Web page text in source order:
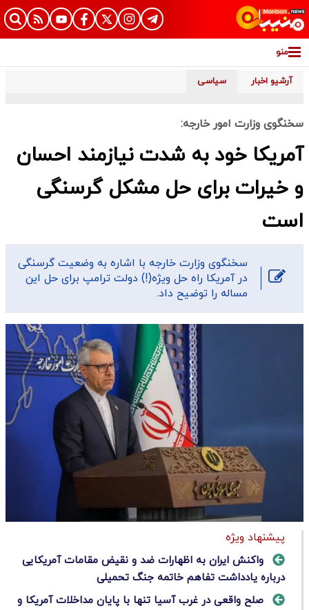
منو
آرشیو اخبار سیاسی
سخنگوی وزارت امور خارجه:
آمریکا خود به شدت نیازمند احسان
و خیرات برای حل مشکل گرسنگی
است
سخنگوی وزارت خارجه با اشاره به وضعیت گرسنگی
در آمریکا راه حل ویژه(!) دولت ترامپ برای حل این
مساله را توضیح داد.
پیشنهاد ویژه
واکنش ایران به اظهارات ضد و نقیض مقامات آمریکایی
درباره یادداشت تفاهم خاتمه جنگ تحمیلی
صلح واقعی در غرب آسیا تنها با پایان مداخلات آمریکا و